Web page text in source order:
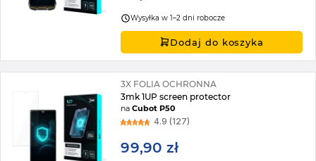
Wysyłka w 1–2 dni robocze
Dodaj do koszyka
3X FOLIA OCHRONNA
3mk 1UP screen protector
naCubot P50
4.9 (127)
99,90 zł